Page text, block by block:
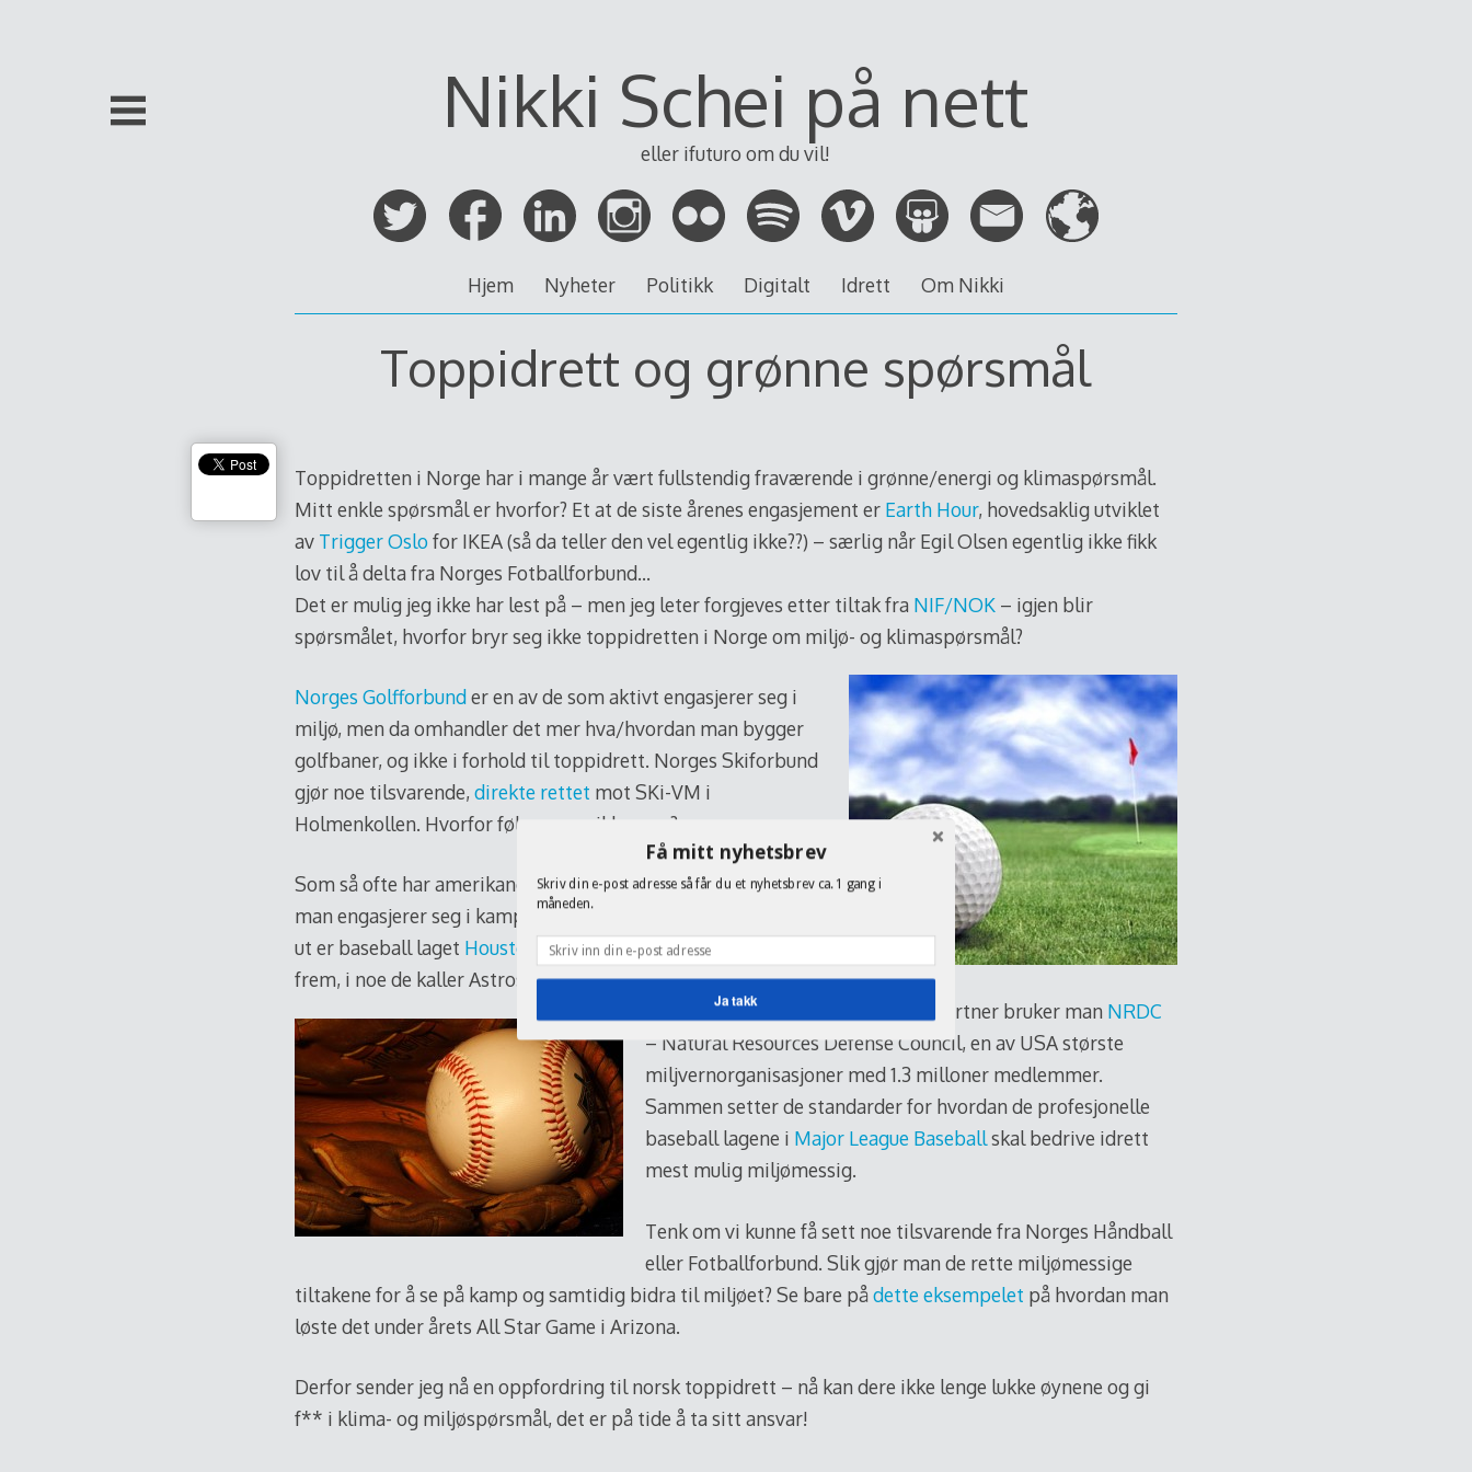
Nikki Schei på nett
eller ifuturo om du vil!
Hjem Nyheter Politikk Digitalt Idrett Om Nikki
Toppidrett og grønne spørsmål
Toppidretten i Norge har i mange år vært fullstendig fraværende i grønne/energi og klimaspørsmål.
Mitt enkle spørsmål er hvorfor? Et at de siste årenes engasjement er Earth Hour, hovedsaklig utviklet
av Trigger Oslofor IKEA (så da teller den vel egentlig ikke??) – særlig når Egil Olsen egentlig ikke fikk
lov til å delta fra Norges Fotballforbund…
Det er mulig jeg ikke har lest på – men jeg leter forgjeves etter tiltak fra NIF/NOK– igjen blir
spørsmålet, hvorfor bryr seg ikke toppidretten i Norge om miljø- og klimaspørsmål?
Norges Golfforbunder en av de som aktivt engasjerer seg i
miljø, men da omhandler det mer hva/hvordan man bygger
golfbaner, og ikke i forhold til toppidrett. Norges Skiforbund
gjør noe tilsvarende, direkte rettet mot SKi-VM i
Holmenkollen. Hvorfor følger man ikke opp?
Som så ofte har amerikanere mange gode ideer på hvordan
man engasjerer seg i kampen for klima. Fra det jeg har funnet
ut er baseball laget Houston Astrosde som ligger lengst
frem, i noe de kaller Astros Play Green. Her er en video som
beskriver casen
Som samarbeidspartner bruker man NRDC
– Natural Resources Defense Council, en av USA største
miljvernorganisasjoner med 1.3 milloner medlemmer.
Sammen setter de standarder for hvordan de profesjonelle
baseball lagene i Major League Baseballskal bedrive idrett
mest mulig miljømessig.
Tenk om vi kunne få sett noe tilsvarende fra Norges Håndball
eller Fotballforbund. Slik gjør man de rette miljømessige
tiltakene for å se på kamp og samtidig bidra til miljøet? Se bare pådette eksempelet på hvordan man
løste det under årets All Star Game i Arizona.
Derfor sender jeg nå en oppfordring til norsk toppidrett – nå kan dere ikke lenge lukke øynene og gi
f** i klima- og miljøspørsmål, det er på tide å ta sitt ansvar!
Få mitt nyhetsbrev
Skriv din e-post adresse så får du et nyhetsbrev ca. 1 gang i
måneden.
Ja takk